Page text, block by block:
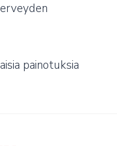
painotuksia